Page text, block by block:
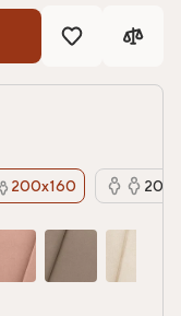
200х160